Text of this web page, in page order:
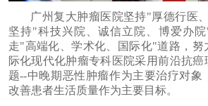
广州复大肿瘤医院坚持"厚德行医
坚持"科技兴院、诚信立院、博爱办
走"高端化、学术化、国际化"道路，努
际化现代化肿瘤专科医院采用前沿抗
题--中晚期恶性肿瘤作为主要治疗对象
改善患者生活质量作为主要目标。